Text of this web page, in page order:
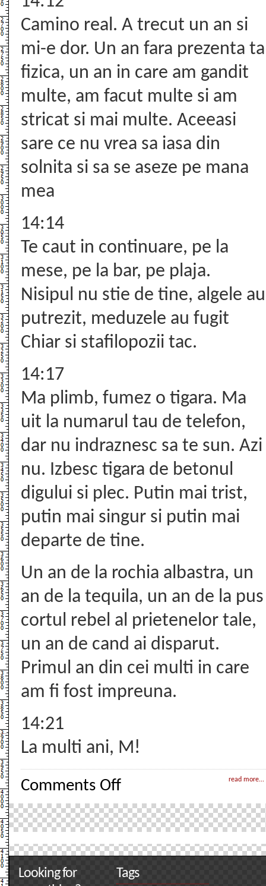
Camino real. A trecut un an si
mi-e dor. Un an fara prezenta ta
fizica, un an in care am gandit
multe, am facut multe si am
stricat si mai multe. Aceeasi
sare ce nu vrea sa iasa din
solnita si sa se aseze pe mana
mea
14:14
Te caut in continuare, pe la
mese, pe la bar, pe plaja.
Nisipul nu stie de tine, algele au
putrezit, meduzele au fugit
Chiar si stafilopozii tac.
14:17
Ma plimb, fumez o tigara. Ma
uit la numarul tau de telefon,
dar nu indraznesc sa te sun. Azi
nu. Izbesc tigara de betonul
digului si plec. Putin mai trist,
putin mai singur si putin mai
departe de tine.
Un an de la rochia albastra, un
an de la tequila, un an de la pus
cortul rebel al prietenelor tale,
un an de cand ai disparut.
Primul an din cei multi in care
am fi fost impreuna.
14:21
La multi ani, M!
read more...
Comments Offon
academic
cu
fantoma
Craciunului
Looking for
Tags